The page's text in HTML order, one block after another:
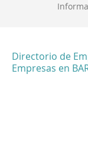
Directorio de
Empresas en